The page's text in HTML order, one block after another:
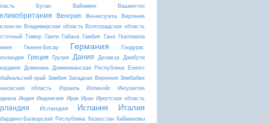
Бутан Вайоминг Вашингтон
Венгрия Венесуэла
Виргиния
Владимирская область Волгоградская область
Тимор
Гаити Гайана Гамбия Гана
Гватемала
Гвинея-Бисау Германия
Гондурас
Греция Грузия Дания Делавэр Джибути
Доминика Доминиканская Республика
Египет
край Замбия Западная Виргиния Зимбабве
область
Израиль Иллинойс
Ингушетия
Индия Индонезия Ирак Иран Иркутская область
Исландия Испания Италия
Балкарская Республика Казахстан Каймановы